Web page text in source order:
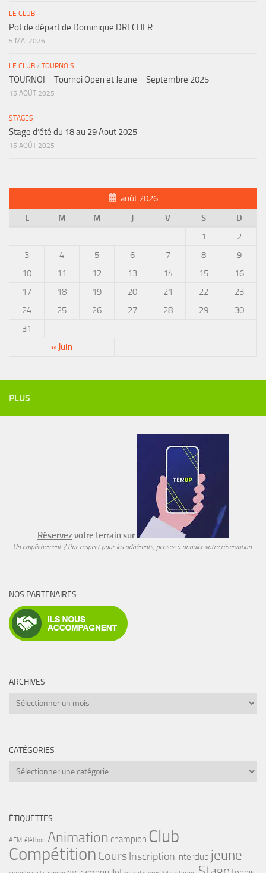
LE CLUB
Pot de départ de Dominique DRECHER
5 MAI 2026
LE CLUB / TOURNOIS
TOURNOI – Tournoi Open et Jeune – Septembre 2025
15 AOÛT 2025
STAGES
Stage d’été du 18 au 29 Aout 2025
15 AOÛT 2025
août 2026
L
M M J V S D
« Juin
1
2
3
4 5 6 7 8
9
10
11 12 13 14 15
16
17
18 19 20 21 22
23
24
25 26 27 28 29
30
31
PLUS
Réservez votre terrain sur
Un empêchement ? Par respect pour les adhérents, pensez à annuler votre réservation.
NOS PARTENAIRES
ARCHIVES
Archives
CATÉGORIES
Catégories
ÉTIQUETTES
AFMtéléthon Animation champion Club
Compétition CoursInscription interclub jeune